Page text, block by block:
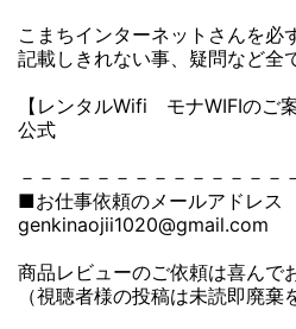
こまちインターネットさんを必
記載しきれない事、疑問など全
【レンタルWifi モナWIFIのご案
公式
－－－－－－－－－－－－－－
■お仕事依頼のメールアドレス
genkinaojii1020@gmail.com
商品レビューのご依頼は喜んで
（視聴者様の投稿は未読即廃棄